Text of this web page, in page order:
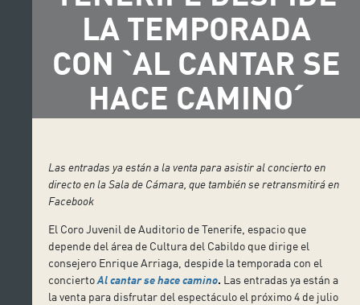
LA TEMPORADA
CON ˋAL CANTAR SE
HACE CAMINOˊ
Las entradas ya están a la venta para asistir al concierto en
directo en la Sala de Cámara, que también se retransmitirá en
Facebook
El Coro Juvenil de Auditorio de Tenerife, espacio que
depende del área de Cultura del Cabildo que dirige el
consejero Enrique Arriaga, despide la temporada con el
conciertoAl cantar se hace camino. Las entradas ya están a
la venta para disfrutar del espectáculo el próximo 4 de julio